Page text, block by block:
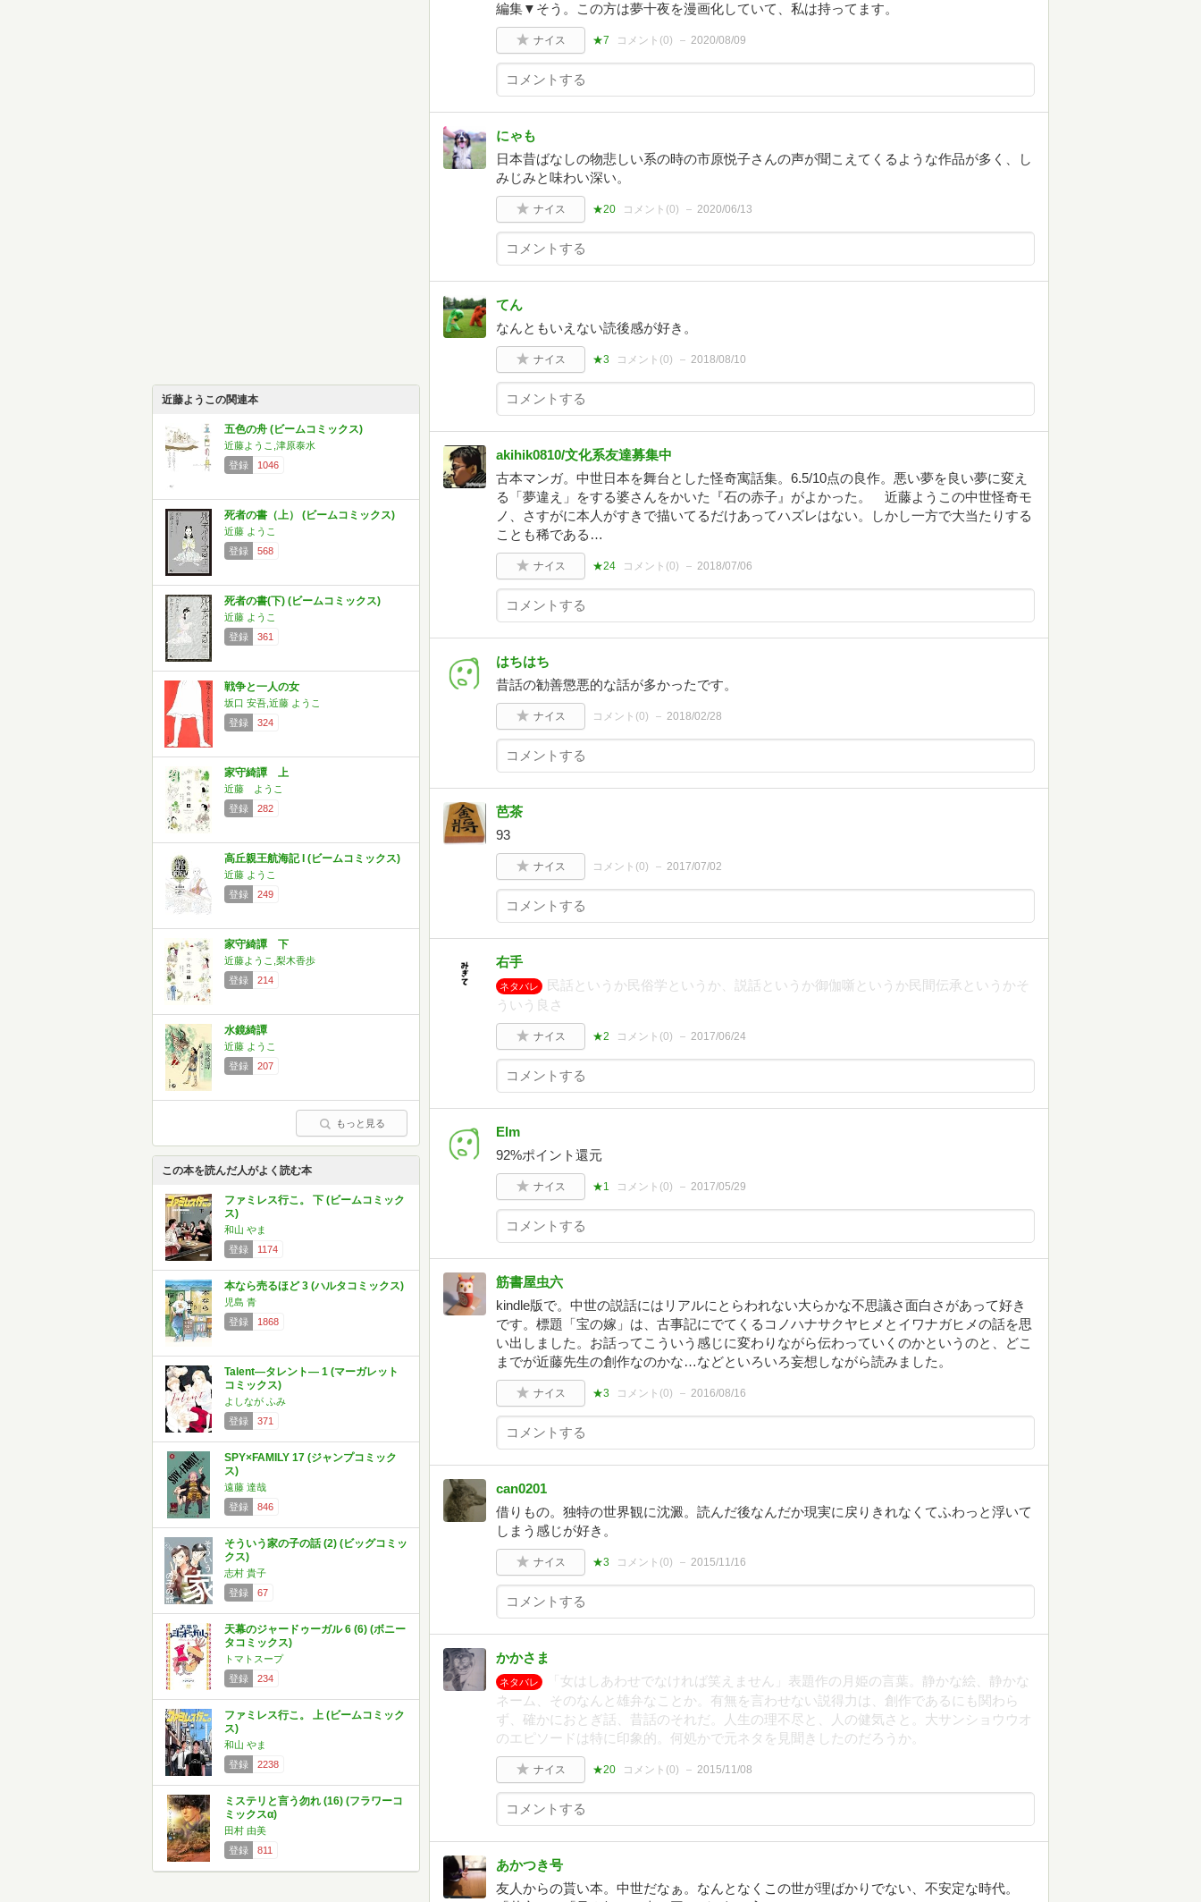
近藤ようこの関連本
五色の舟 (ビームコミックス)
近藤ようこ,津原泰水
登録
1046
死者の書（上） (ビームコミックス)
近藤 ようこ
登録
568
死者の書(下) (ビームコミックス)
近藤 ようこ
登録
361
戦争と一人の女
坂口 安吾,近藤 ようこ
登録
324
家守綺譚 上
近藤 ようこ
登録
282
高丘親王航海記 I (ビームコミックス)
近藤 ようこ
登録
249
家守綺譚 下
近藤ようこ,梨木香歩
登録
214
水鏡綺譚
近藤 ようこ
登録
207
もっと見る
この本を読んだ人がよく読む本
ファミレス行こ。 下 (ビームコミック
ス)
和山 やま
登録
1174
本なら売るほど 3 (ハルタコミックス)
児島 青
登録
1868
Talent―タレント― 1 (マーガレット
コミックス)
よしなが ふみ
登録
371
SPY×FAMILY 17 (ジャンプコミック
ス)
遠藤 達哉
登録
846
そういう家の子の話 (2) (ビッグコミッ
クス)
志村 貴子
登録
67
天幕のジャードゥーガル 6 (6) (ボニー
タコミックス)
トマトスープ
登録
234
ファミレス行こ。 上 (ビームコミック
ス)
和山 やま
登録
2238
ミステリと言う勿れ (16) (フラワーコ
ミックスα)
田村 由美
登録
811
編集▼そう。この方は夢十夜を漫画化していて、私は持ってます。
ナイス ★7 コメント(0) 2020/08/09
にゃも
日本昔ばなしの物悲しい系の時の市原悦子さんの声が聞こえてくるような作品が多く、し
みじみと味わい深い。
ナイス ★20 コメント(0) 2020/06/13
てん
なんともいえない読後感が好き。
ナイス ★3 コメント(0) 2018/08/10
akihik0810/文化系友達募集中
古本マンガ。中世日本を舞台とした怪奇寓話集。6.5/10点の良作。悪い夢を良い夢に変え
る「夢違え」をする婆さんをかいた『石の赤子』がよかった。 近藤ようこの中世怪奇モ
ノ、さすがに本人がすきで描いてるだけあってハズレはない。しかし一方で大当たりする
ことも稀である…
ナイス ★24 コメント(0) 2018/07/06
はちはち
昔話の勧善懲悪的な話が多かったです。
ナイス コメント(0) 2018/02/28
芭茶
93
ナイス コメント(0) 2017/07/02
右手
ネタバレ
民話というか民俗学というか、説話というか御伽噺というか民間伝承というかそ
ういう良さ
ナイス ★2 コメント(0) 2017/06/24
Elm
92%ポイント還元
ナイス ★1 コメント(0) 2017/05/29
筋書屋虫六
kindle版で。中世の説話にはリアルにとらわれない大らかな不思議さ面白さがあって好き
です。標題「宝の嫁」は、古事記にでてくるコノハナサクヤヒメとイワナガヒメの話を思
い出しました。お話ってこういう感じに変わりながら伝わっていくのかというのと、どこ
までが近藤先生の創作なのかな…などといろいろ妄想しながら読みました。
ナイス ★3 コメント(0) 2016/08/16
can0201
借りもの。独特の世界観に沈澱。読んだ後なんだか現実に戻りきれなくてふわっと浮いて
しまう感じが好き。
ナイス ★3 コメント(0) 2015/11/16
かかさま
ネタバレ
「女はしあわせでなければ笑えません」表題作の月姫の言葉。静かな絵、静かな
ネーム、そのなんと雄弁なことか。有無を言わせない説得力は、創作であるにも関わら
ず、確かにおとぎ話、昔話のそれだ。人生の理不尽と、人の健気さと。大サンショウウオ
のエピソードは特に印象的。何処かで元ネタを見聞きしたのだろうか。
ナイス ★20 コメント(0) 2015/11/08
あかつき号
友人からの貰い本。中世だなぁ。なんとなくこの世が理ばかりでない、不安定な時代。